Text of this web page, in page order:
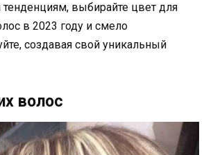
выбирайте цвет для
в 2023 году и смело
создавая свой уникальный
волос